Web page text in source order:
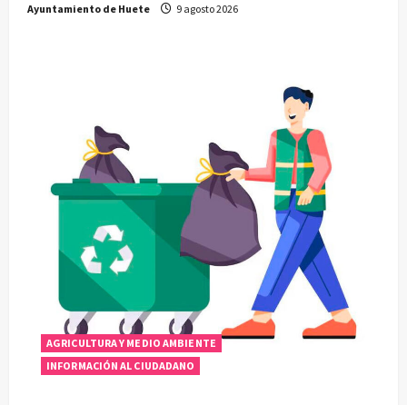
Ayuntamiento de Huete 9 agosto 2026
AGRICULTURA Y MEDIO AMBIENTE
INFORMACIÓN AL CIUDADANO